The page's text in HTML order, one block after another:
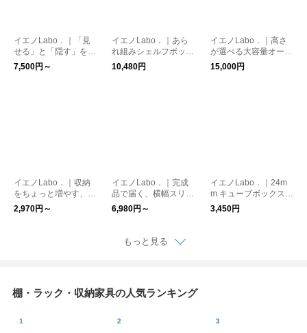
イエノLabo．｜「見
せる」と「隠す」を両
立するおしゃれ収納。
IEMOK オープンシ
7,500円～
イエノLabo．｜あら
れ組みシェルフボック
ス2 ３点セット 収納ボ
ックス
10,480円
イエノLabo．｜高さ
が選べる大容量オープ
ンシェルフ 完成品 テ
レビ台 AVボード
15,000円
イエノLabo．｜収納
をちょっと増やす、お
気に入りを飾る「コの
字」シェルフ ハーフ2
2,970円～
イエノLabo．｜完成
品で届く、横幅スリム
な収納シェルフ
6,980円～
イエノLabo．｜24m
m キューブボックス
ボックスシェルフ
3,450円
もっと見る
棚・ラック・収納家具の人気ランキング